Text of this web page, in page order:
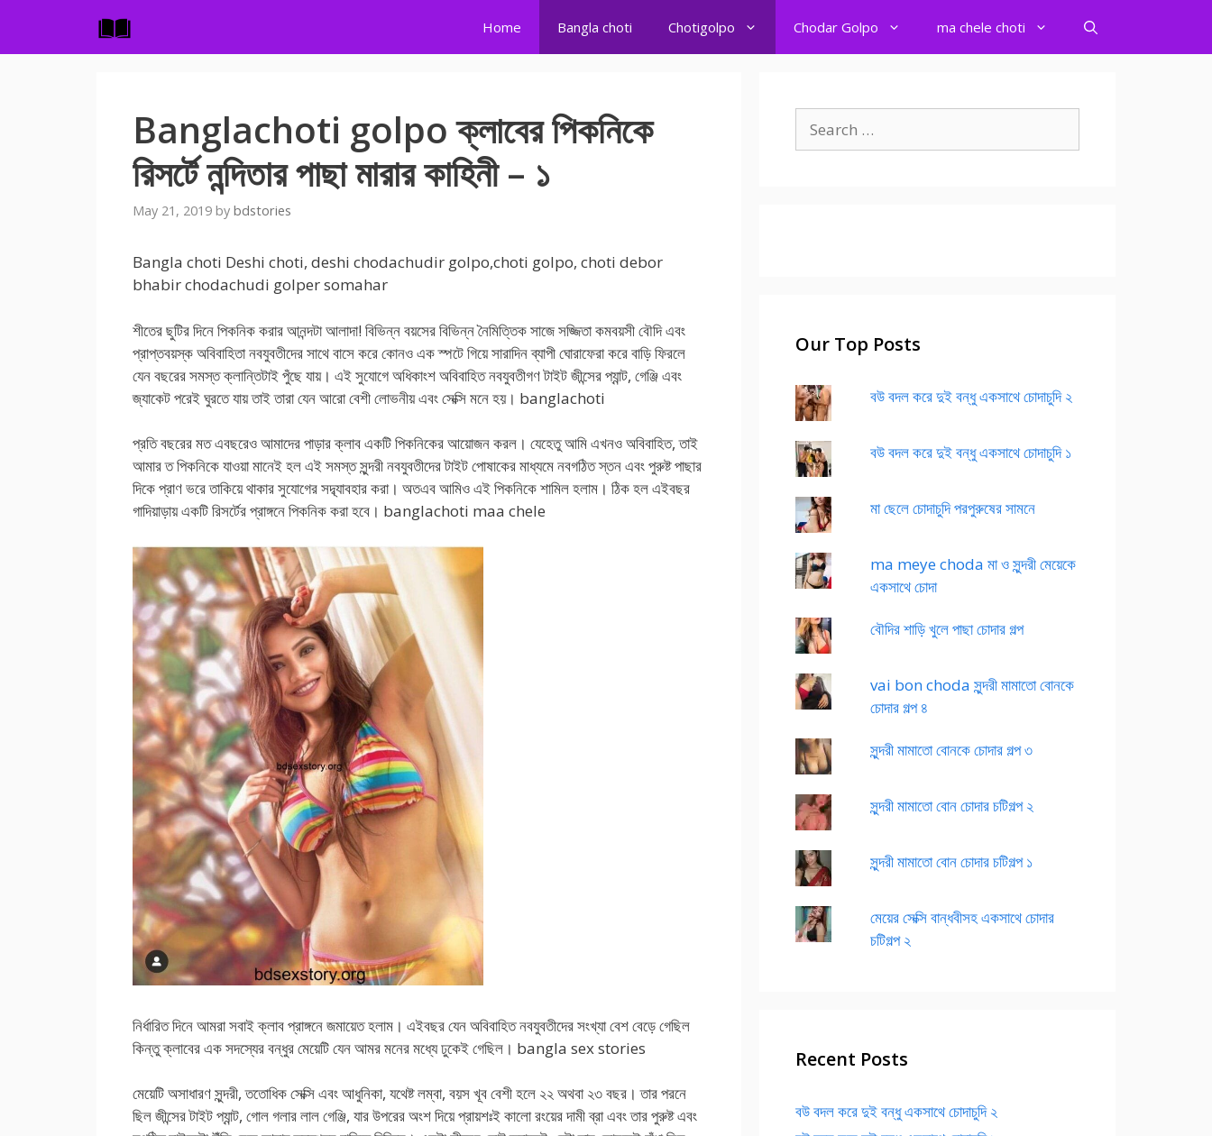
content
Home Bangla choti Chotigolpo Chodar Golpo ma chele choti
Banglachoti golpo ক্লাবের পিকনিকে
রিসর্টে নন্দিতার পাছা মারার কাহিনী – ১
May 21, 2019 by bdstories
Bangla choti Deshi choti, deshi chodachudir golpo,choti golpo, choti debor
bhabir chodachudi golper somahar
শীতের ছুটির দিনে পিকনিক করার আনন্দটা আলাদা! বিভিন্ন বয়সের বিভিন্ন নৈমিত্তিক সাজে সজ্জিতা কমবয়সী বৌদি এবং
প্রাপ্তবয়স্ক অবিবাহিতা নবযুবতীদের সাথে বাসে করে কোনও এক স্পটে গিয়ে সারাদিন ব্যাপী ঘোরাফেরা করে বাড়ি ফিরলে
যেন বছরের সমস্ত ক্লান্তিটাই পুঁছে যায়। এই সুযোগে অধিকাংশ অবিবাহিত নবযুবতীগণ টাইট জীন্সের প্যান্ট, গেঞ্জি এবং
জ্যাকেট পরেই ঘুরতে যায় তাই তারা যেন আরো বেশী লোভনীয় এবং সেক্সি মনে হয়। banglachoti
প্রতি বছরের মত এবছরেও আমাদের পাড়ার ক্লাব একটি পিকনিকের আয়োজন করল। যেহেতু আমি এখনও অবিবাহিত, তাই
আমার ত পিকনিকে যাওয়া মানেই হল এই সমস্ত সুন্দরী নবযুবতীদের টাইট পোষাকের মাধ্যমে নবগঠিত স্তন এবং পুরুষ্ট পাছার
দিকে প্রাণ ভরে তাকিয়ে থাকার সুযোগের সদ্ব্যাবহার করা। অতএব আমিও এই পিকনিকে শামিল হলাম। ঠিক হল এইবছর
গাদিয়াড়ায় একটি রিসর্টের প্রাঙ্গনে পিকনিক করা হবে। banglachoti maa chele
নির্ধারিত দিনে আমরা সবাই ক্লাব প্রাঙ্গনে জমায়েত হলাম। এইবছর যেন অবিবাহিত নবযুবতীদের সংখ্যা বেশ বেড়ে গেছিল
কিন্তু ক্লাবের এক সদস্যের বন্ধুর মেয়েটি যেন আমর মনের মধ্যে ঢুকেই গেছিল। bangla sex stories
মেয়েটি অসাধারণ সুন্দরী, ততোধিক সেক্সি এবং আধুনিকা, যথেষ্ট লম্বা, বয়স খূব বেশী হলে ২২ অথবা ২৩ বছর। তার পরনে
ছিল জীন্সের টাইট প্যান্ট, গোল গলার লাল গেঞ্জি, যার উপরের অংশ দিয়ে প্রায়শঃই কালো রংয়ের দামী ব্রা এবং তার পুরুষ্ট এবং
for:
Our Top Posts
বউ বদল করে দুই বন্ধু একসাথে চোদাচুদি ২
বউ বদল করে দুই বন্ধু একসাথে চোদাচুদি ১
মা ছেলে চোদাচুদি পরপুরুষের সামনে
ma meye choda মা ও সুন্দরী মেয়েকে
একসাথে চোদা
বৌদির শাড়ি খুলে পাছা চোদার গল্প
vai bon choda সুন্দরী মামাতো বোনকে
চোদার গল্প ৪
সুন্দরী মামাতো বোনকে চোদার গল্প ৩
সুন্দরী মামাতো বোন চোদার চটিগল্প ২
সুন্দরী মামাতো বোন চোদার চটিগল্প ১
মেয়ের সেক্সি বান্ধবীসহ একসাথে চোদার
চটিগল্প ২
Recent Posts
বউ বদল করে দুই বন্ধু একসাথে চোদাচুদি ২